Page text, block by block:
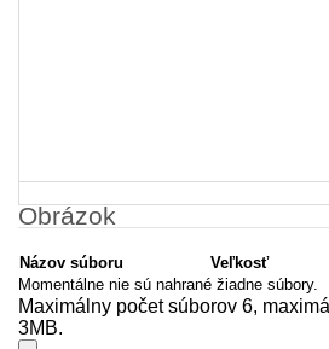
Obrázok
Názov súboru
Veľkosť
Momentálne nie sú nahrané žiadne súbory.
Maximálny počet súborov 6,
3MB.